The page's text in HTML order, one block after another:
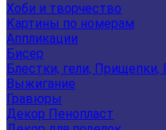
Хоби и творчество
Картины по номерам
Аппликации
Бисер
Блестки, гели, Прищепки,
Выжигание
Гравюры
Декор Пенопласт